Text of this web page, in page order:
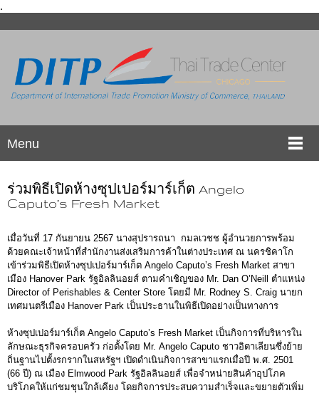
.
Menu
ร่วมพิธีเปิดห้างซุปเปอร์มาร์เก็ต Angelo
Caputo’s Fresh Market
เมื่อวันที่ 17 กันยายน 2567 นางสุปรารถนา กมลเวชช ผู้อำนวยการพร้อม
ด้วยคณะเจ้าหน้าที่สำนักงานส่งเสริมการค้าในต่างประเทศ ณ นครชิคาโก
เข้าร่วมพิธีเปิดห้างซุปเปอร์มาร์เก็ต Angelo Caputo’s Fresh Market สาขา
เมือง Hanover Park รัฐอิลลินอยส์ ตามคำเชิญของ Mr. Dan O’Neill ตำแหน่ง
Director of Perishables & Center Store โดยมี Mr. Rodney S. Craig นายก
เทศมนตรีเมือง Hanover Park เป็นประธานในพิธีเปิดอย่างเป็นทางการ
ห้างซุปเปอร์มาร์เก็ต Angelo Caputo’s Fresh Market เป็นกิจการที่บริหารใน
ลักษณะธุรกิจครอบครัว ก่อตั้งโดย Mr. Angelo Caputo ชาวอิตาเลียนซึ่งย้าย
ถิ่นฐานไปตั้งรกรากในสหรัฐฯ เปิดดำเนินกิจการสาขาแรกเมื่อปี พ.ศ. 2501
(66 ปี) ณ เมือง Elmwood Park รัฐอิลลินอยส์ เพื่อจำหน่ายสินค้าอุปโภค
บริโภคให้แก่ชมชุนใกล้เคียง โดยกิจการประสบความสำเร็จและขยายตัวเพิ่ม